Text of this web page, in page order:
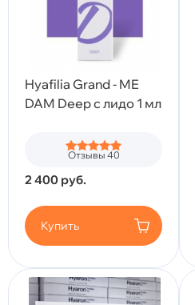
Hyafilia Grand - ME
DAM Deep с лидо 1 мл
Отзывы 40
2 400 руб.
Купить